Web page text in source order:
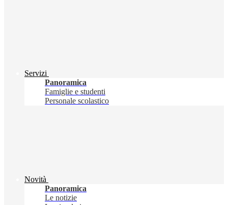
Servizi
Panoramica
Famiglie e studenti
Personale scolastico
Novità
Panoramica
Le notizie